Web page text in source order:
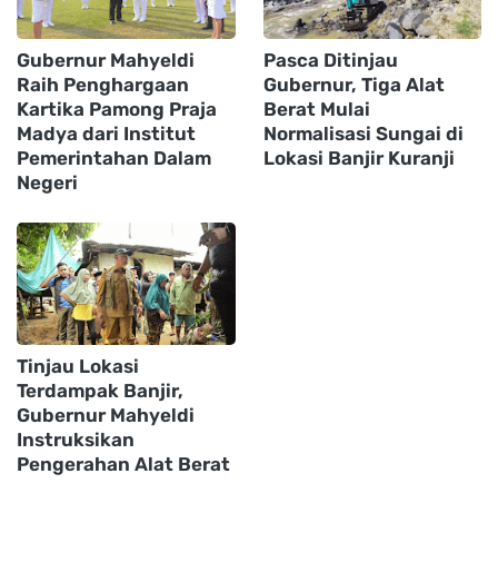
Gubernur Mahyeldi
Raih Penghargaan
Kartika Pamong Praja
Madya dari Institut
Pemerintahan Dalam
Negeri
Pasca Ditinjau
Gubernur, Tiga Alat
Berat Mulai
Normalisasi Sungai di
Lokasi Banjir Kuranji
Tinjau Lokasi
Terdampak Banjir,
Gubernur Mahyeldi
Instruksikan
Pengerahan Alat Berat